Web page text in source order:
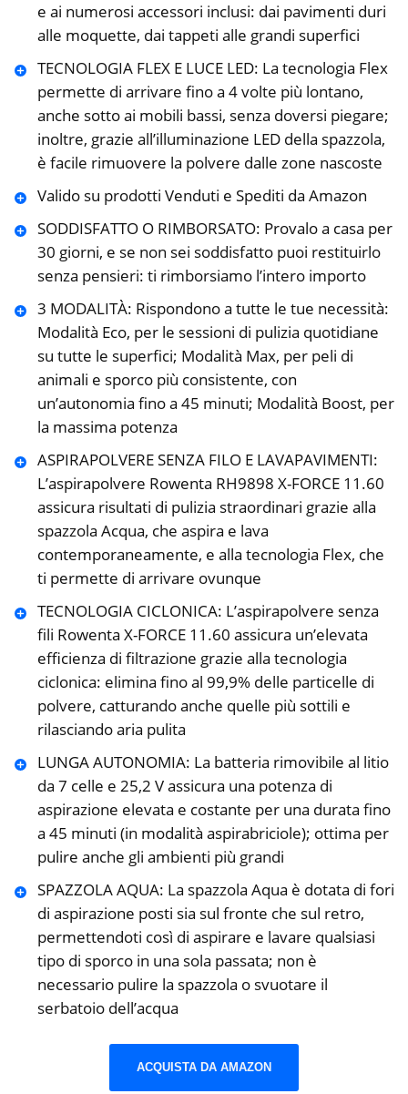
e ai numerosi accessori inclusi: dai pavimenti duri
alle moquette, dai tappeti alle grandi superfici
TECNOLOGIA FLEX E LUCE LED: La tecnologia Flex
permette di arrivare fino a 4 volte più lontano,
anche sotto ai mobili bassi, senza doversi piegare;
inoltre, grazie all’illuminazione LED della spazzola,
è facile rimuovere la polvere dalle zone nascoste
Valido su prodotti Venduti e Spediti da Amazon
SODDISFATTO O RIMBORSATO: Provalo a casa per
30 giorni, e se non sei soddisfatto puoi restituirlo
senza pensieri: ti rimborsiamo l’intero importo
3 MODALITÀ: Rispondono a tutte le tue necessità:
Modalità Eco, per le sessioni di pulizia quotidiane
su tutte le superfici; Modalità Max, per peli di
animali e sporco più consistente, con
un’autonomia fino a 45 minuti; Modalità Boost, per
la massima potenza
ASPIRAPOLVERE SENZA FILO E LAVAPAVIMENTI:
L’aspirapolvere Rowenta RH9898 X-FORCE 11.60
assicura risultati di pulizia straordinari grazie alla
spazzola Acqua, che aspira e lava
contemporaneamente, e alla tecnologia Flex, che
ti permette di arrivare ovunque
TECNOLOGIA CICLONICA: L’aspirapolvere senza
fili Rowenta X-FORCE 11.60 assicura un’elevata
efficienza di filtrazione grazie alla tecnologia
ciclonica: elimina fino al 99,9% delle particelle di
polvere, catturando anche quelle più sottili e
rilasciando aria pulita
LUNGA AUTONOMIA: La batteria rimovibile al litio
da 7 celle e 25,2 V assicura una potenza di
aspirazione elevata e costante per una durata fino
a 45 minuti (in modalità aspirabriciole); ottima per
pulire anche gli ambienti più grandi
SPAZZOLA AQUA: La spazzola Aqua è dotata di fori
di aspirazione posti sia sul fronte che sul retro,
permettendoti così di aspirare e lavare qualsiasi
tipo di sporco in una sola passata; non è
necessario pulire la spazzola o svuotare il
serbatoio dell’acqua
ACQUISTA DA AMAZON